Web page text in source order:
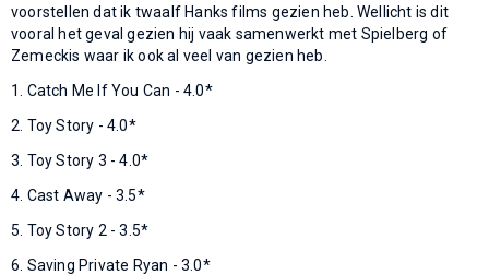
voorstellen dat ik twaalf Hanks films gezien heb. Wellicht is dit
vooral het geval gezien hij vaak samenwerkt met Spielberg of
Zemeckis waar ik ook al veel van gezien heb.
1. Catch Me If You Can - 4.0*
2. Toy Story - 4.0*
3. Toy Story 3 - 4.0*
4. Cast Away - 3.5*
5. Toy Story 2 - 3.5*
6. Saving Private Ryan - 3.0*